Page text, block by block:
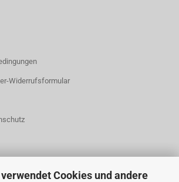
Cookies und andere
Widerrufsformular